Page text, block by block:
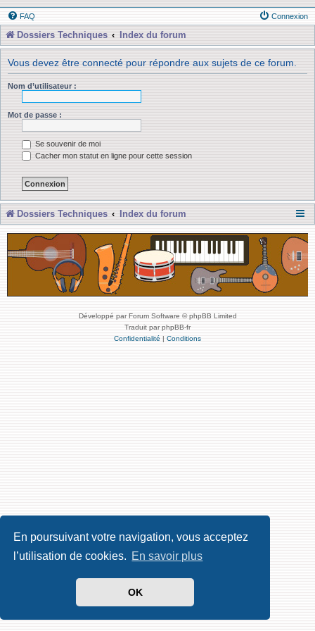
En poursuivant votre navigation, vous acceptez
l’utilisation de cookies. En savoir plus
OK
FAQ Connexion
Dossiers Techniques Index du forum
Vous devez être connecté pour répondre aux sujets de ce forum.
Nom d’utilisateur :
Mot de passe :
Se souvenir de moi
Cacher mon statut en ligne pour cette session
Dossiers Techniques Index du forum
Développé par Forum Software © phpBB Limited
Traduit par phpBB-fr
Confidentialité | Conditions